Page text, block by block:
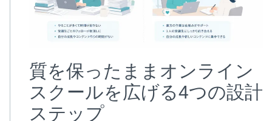
質を保ったままオンライン
スクールを広げる4つの設計
ステップ